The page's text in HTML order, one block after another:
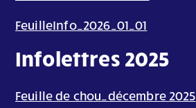
FeuilleInfo_2026_01_01
Infolettres 2025
Feuille de chou_décembre 2025